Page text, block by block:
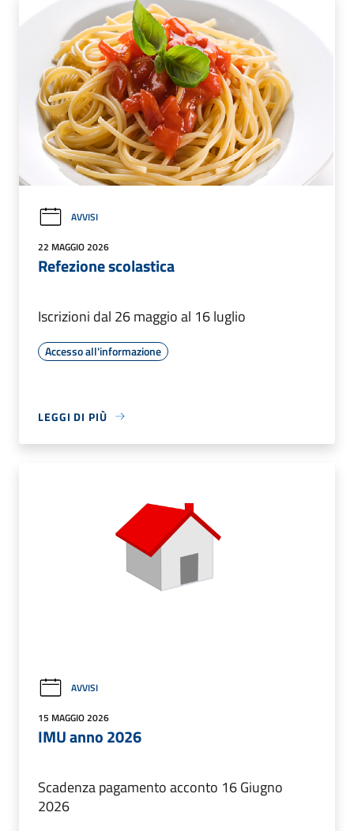
AVVISI
22 MAGGIO 2026
Refezione scolastica
Iscrizioni dal 26 maggio al 16 luglio
Accesso all'informazione
LEGGI DI PIÙ
AVVISI
15 MAGGIO 2026
IMU anno 2026
Scadenza pagamento acconto 16 Giugno
2026